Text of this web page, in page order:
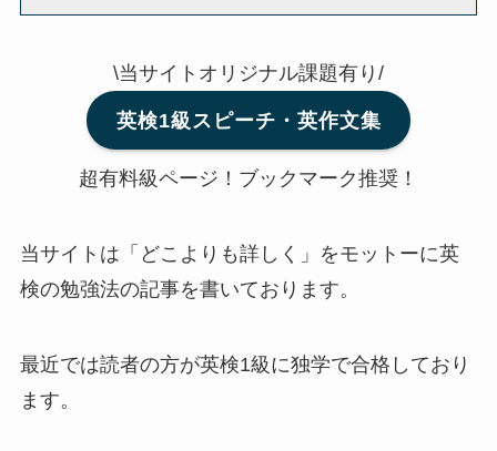
\当サイトオリジナル課題有り/
英検1級スピーチ・英作文集
超有料級ページ！ブックマーク推奨！
当サイトは「どこよりも詳しく」をモットーに英
検の勉強法の記事を書いております。
最近では読者の方が英検1級に独学で合格しており
ます。